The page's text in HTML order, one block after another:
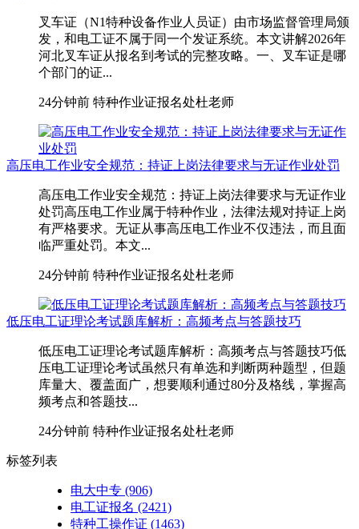
叉车证（N1特种设备作业人员证）由市场监督管理局颁
发，和电工证不属于同一个发证系统。本文讲解2026年
河北叉车证从报名到考试的完整攻略。一、叉车证是哪
个部门的证...
24分钟前 特种作业证报名处杜老师
高压电工作业安全规范：持证上岗法律要求与无证作业处罚
高压电工作业安全规范：持证上岗法律要求与无证作业
处罚高压电工作业属于特种作业，法律法规对持证上岗
有严格要求。无证从事高压电工作业不仅违法，而且面
临严重处罚。本文...
24分钟前 特种作业证报名处杜老师
低压电工证理论考试题库解析：高频考点与答题技巧
低压电工证理论考试题库解析：高频考点与答题技巧低
压电工证理论考试虽然只有单选和判断两种题型，但题
库量大、覆盖面广，想要顺利通过80分及格线，掌握高
频考点和答题技...
24分钟前 特种作业证报名处杜老师
标签列表
电大中专 (906)
电工证报名 (2421)
特种工操作证 (1463)